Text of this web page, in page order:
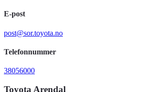
E-post
post@sor.toyota.no
Telefonnummer
38056000
Toyota Arendal